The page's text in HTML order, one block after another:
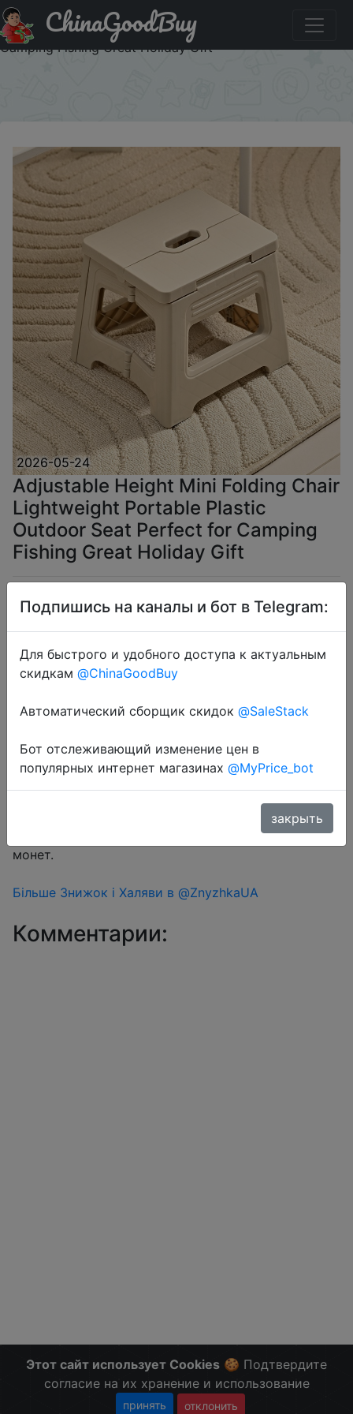
Купить по акции: Adjustable Height Mini Folding Chair
Lightweight Portable Plastic Outdoor Seat Perfect for
Camping Fishing Great Holiday Gift
ChinaGoodBuy
2026-05-24
Adjustable Height Mini Folding Chair
Lightweight Portable Plastic
Outdoor Seat Perfect for Camping
Fishing Great Holiday Gift
$3.78
Coins
Перейти в магазин
Знижка монетками 3 Coins у додатку через розділ
монет.
Більше Знижок і Халяви в @ZnyzhkaUA
Комментарии:
Этот сайт использует Cookies 🍪 Подтвердите
согласие на их хранение и использование
принять отклонить
Подпишись на каналы и бот в Telegram:
Для быстрого и удобного доступа к актуальным
скидкам @ChinaGoodBuy
Автоматический сборщик скидок @SaleStack
Бот отслеживающий изменение цен в
популярных интернет магазинах @MyPrice_bot
закрыть